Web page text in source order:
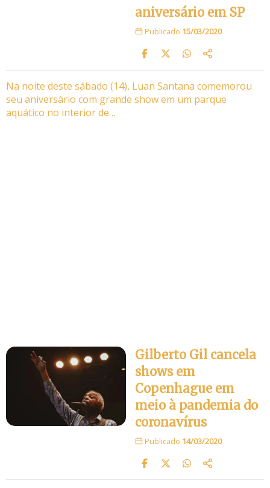
aniversário em SP
Publicado 15/03/2020
Na noite deste sábado (14), Luan Santana comemorou
seu aniversário com grande show em um parque
aquático no interior de…
Gilberto Gil cancela
shows em
Copenhague em
meio à pandemia do
coronavírus
Publicado 14/03/2020